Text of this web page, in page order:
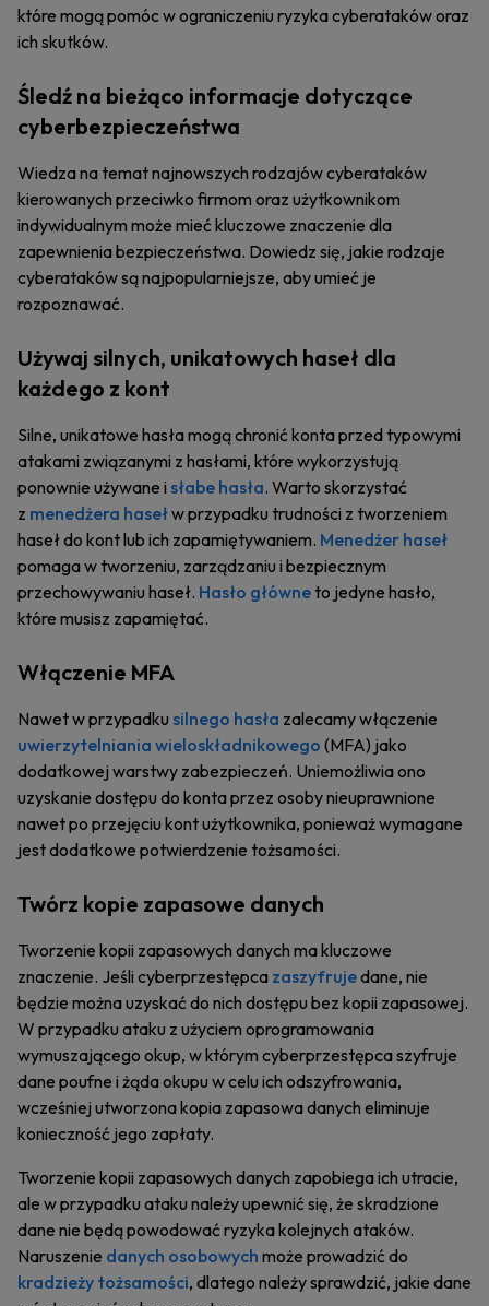
które mogą pomóc w ograniczeniu ryzyka cyberataków oraz
ich skutków.
Śledź na bieżąco informacje dotyczące
cyberbezpieczeństwa
Wiedza na temat najnowszych rodzajów cyberataków
kierowanych przeciwko firmom oraz użytkownikom
indywidualnym może mieć kluczowe znaczenie dla
zapewnienia bezpieczeństwa. Dowiedz się, jakie rodzaje
cyberataków są najpopularniejsze, aby umieć je
rozpoznawać.
Używaj silnych, unikatowych haseł dla
każdego z kont
Silne, unikatowe hasła mogą chronić konta przed typowymi
atakami związanymi z hasłami, które wykorzystują
ponownie używane i słabe hasła. Warto skorzystać
z menedżera hasełw przypadku trudności z tworzeniem
haseł do kont lub ich zapamiętywaniem. Menedżer haseł
pomaga w tworzeniu, zarządzaniu i bezpiecznym
przechowywaniu haseł. Hasło główneto jedyne hasło,
które musisz zapamiętać.
Włączenie MFA
Nawet w przypadku silnego hasła zalecamy włączenie
uwierzytelniania wieloskładnikowego (MFA) jako
dodatkowej warstwy zabezpieczeń. Uniemożliwia ono
uzyskanie dostępu do konta przez osoby nieuprawnione
nawet po przejęciu kont użytkownika, ponieważ wymagane
jest dodatkowe potwierdzenie tożsamości.
Twórz kopie zapasowe danych
Tworzenie kopii zapasowych danych ma kluczowe
znaczenie. Jeśli cyberprzestępca zaszyfrujedane, nie
będzie można uzyskać do nich dostępu bez kopii zapasowej.
W przypadku ataku z użyciem oprogramowania
wymuszającego okup, w którym cyberprzestępca szyfruje
dane poufne i żąda okupu w celu ich odszyfrowania,
wcześniej utworzona kopia zapasowa danych eliminuje
konieczność jego zapłaty.
Tworzenie kopii zapasowych danych zapobiega ich utracie,
ale w przypadku ataku należy upewnić się, że skradzione
dane nie będą powodować ryzyka kolejnych ataków.
Naruszenie danych osobowych może prowadzić do
kradzieży tożsamości, dlatego należy sprawdzić, jakie dane